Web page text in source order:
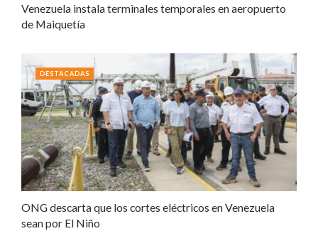
Venezuela instala terminales temporales en aeropuerto
de Maiquetía
ONG descarta que los cortes eléctricos en Venezuela
sean por El Niño
DESTACADAS